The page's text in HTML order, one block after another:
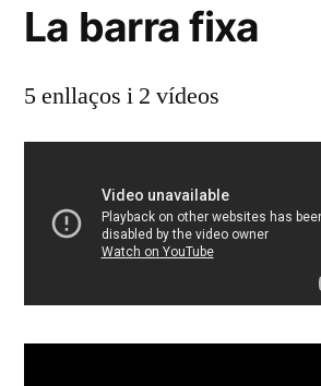
tassa
La barra fixa
5 enllaços i 2 vídeos